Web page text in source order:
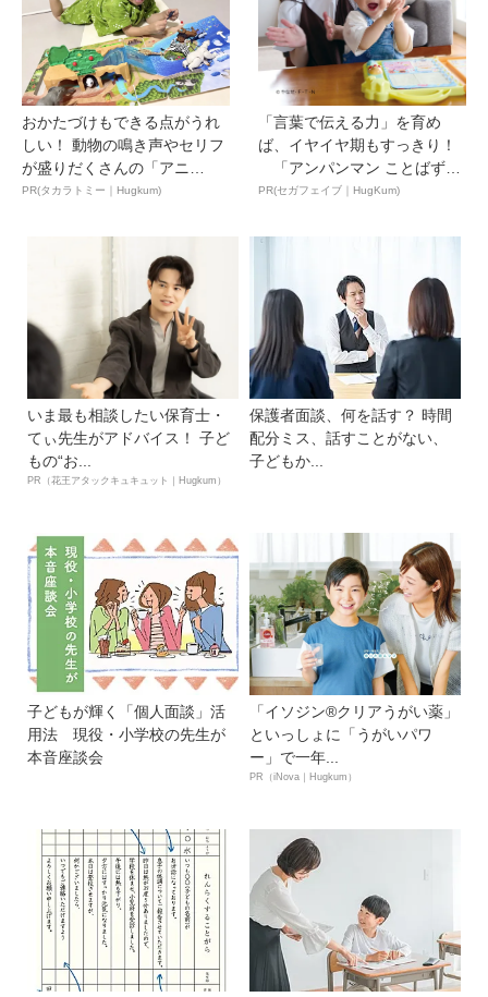
おかたづけもできる点がうれ
しい！ 動物の鳴き声やセリフ
が盛りだくさんの「アニ
ア ...
PR(タカラトミー｜Hugkum)
「言葉で伝える力」を育め
ば、イヤイヤ期もすっきり！
「アンパンマン ことばずか
ん...
PR(セガフェイブ｜HugKum)
いま最も相談したい保育士・
てぃ先生がアドバイス！ 子ど
もの“お...
PR（花王アタックキュキュット｜Hugkum）
保護者面談、何を話す？ 時間
配分ミス、話すことがない、
子どもか...
子どもが輝く「個人面談」活
用法 現役・小学校の先生が
本音座談会
「イソジン®クリアうがい薬」
といっしょに「うがいパワ
ー」で一年...
PR（iNova｜Hugkum）